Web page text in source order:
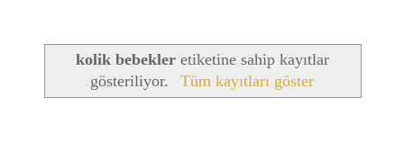
kolik bebekleretiketine sahip kayıtlar
gösteriliyor.
Tüm kayıtları göster